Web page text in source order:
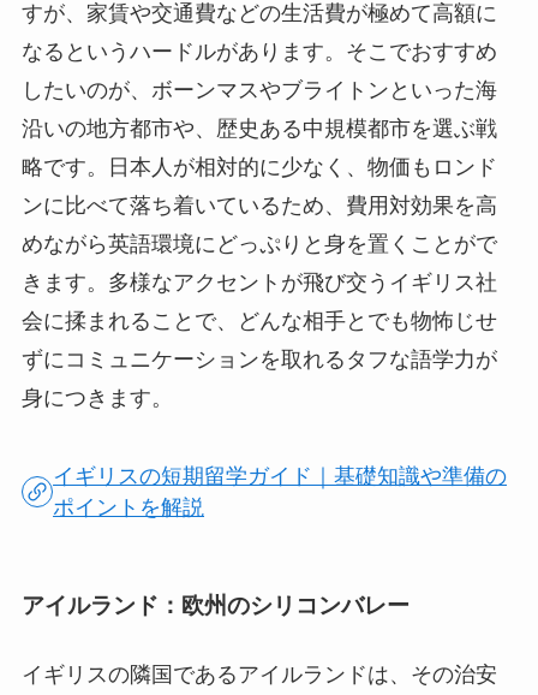
すが、家賃や交通費などの生活費が極めて高額に
なるというハードルがあります。そこでおすすめ
したいのが、ボーンマスやブライトンといった海
沿いの地方都市や、歴史ある中規模都市を選ぶ戦
略です。日本人が相対的に少なく、物価もロンド
ンに比べて落ち着いているため、費用対効果を高
めながら英語環境にどっぷりと身を置くことがで
きます。多様なアクセントが飛び交うイギリス社
会に揉まれることで、どんな相手とでも物怖じせ
ずにコミュニケーションを取れるタフな語学力が
身につきます。
イギリスの短期留学ガイド｜基礎知識や準備の
ポイントを解説
アイルランド：欧州のシリコンバレー
イギリスの隣国であるアイルランドは、その治安